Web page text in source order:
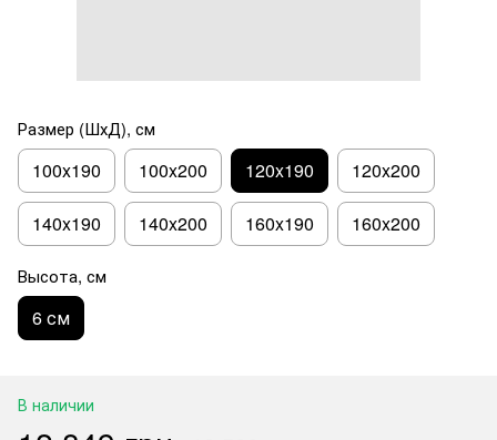
Размер (ШхД), см
100x190 100x200 120x190 120x200
140x190 140x200 160x190 160x200
Высота, см
6 см
В наличии